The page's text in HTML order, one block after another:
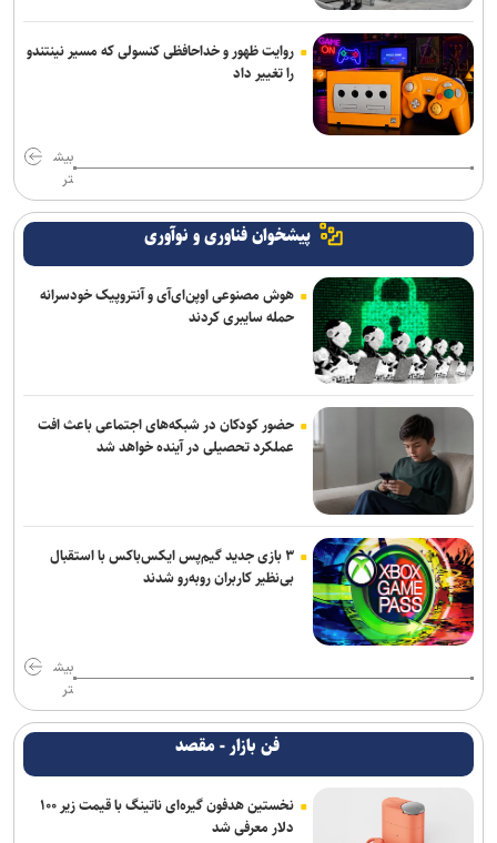
روایت ظهور و خداحافظی کنسولی که مسیر نینتندو
را تغییر داد
بیش
تر
پیشخوان فناوری و نوآوری
هوش مصنوعی اوپن‌ای‌آی و آنتروپیک خودسرانه
حمله سایبری کردند
حضور کودکان در شبکه‌های اجتماعی باعث افت
عملکرد تحصیلی در آینده خواهد شد
۳ بازی جدید گیم‌پس ایکس‌باکس با استقبال
بی‌نظیر کاربران روبه‌رو شدند
بیش
تر
فن بازار - مقصد
نخستین هدفون گیره‌ای ناتینگ با قیمت زیر ۱۰۰
دلار معرفی شد